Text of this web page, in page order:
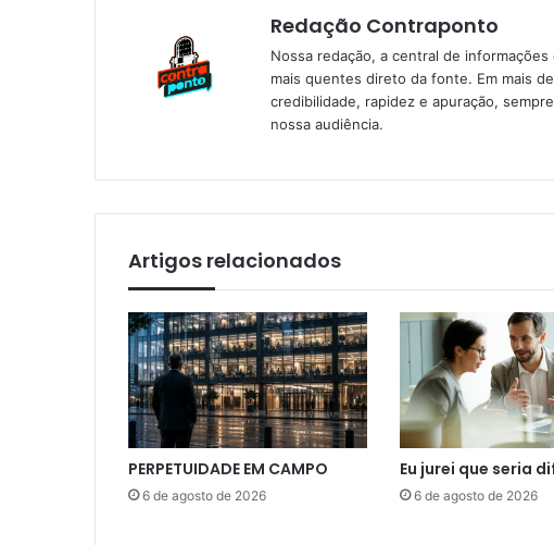
Redação Contraponto
Nossa redação, a central de
mais quentes direto da fonte. Em mais
credibilidade, rapidez e apuração,
nossa audiência.
Artigos relacionados
PERPETUIDADE EM CAMPO
6 de agosto de 2026
Eu jurei que seria
6 de agosto de 2026